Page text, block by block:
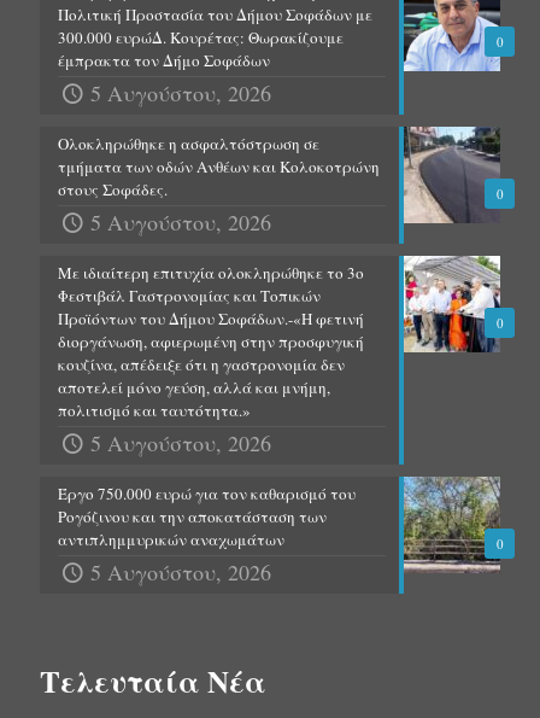
0
Πολιτική Προστασία του Δήμου Σοφάδων με
300.000 ευρώΔ. Κουρέτας: Θωρακίζουμε
έμπρακτα τον Δήμο Σοφάδων
5 Αυγούστου, 2026
0
Ολοκληρώθηκε η ασφαλτόστρωση σε
τμήματα των οδών Ανθέων και Κολοκοτρώνη
στους Σοφάδες.
5 Αυγούστου, 2026
0
Με ιδιαίτερη επιτυχία ολοκληρώθηκε το 3ο
Φεστιβάλ Γαστρονομίας και Τοπικών
Προϊόντων του Δήμου Σοφάδων.-«Η φετινή
διοργάνωση, αφιερωμένη στην προσφυγική
κουζίνα, απέδειξε ότι η γαστρονομία δεν
αποτελεί μόνο γεύση, αλλά και μνήμη,
πολιτισμό και ταυτότητα.»
5 Αυγούστου, 2026
0
Έργο 750.000 ευρώ για τον καθαρισμό του
Ρογόζινου και την αποκατάσταση των
αντιπλημμυρικών αναχωμάτων
5 Αυγούστου, 2026
Τελευταία Νέα